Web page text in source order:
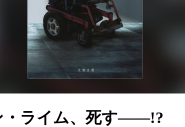
・ライム、死す――!?